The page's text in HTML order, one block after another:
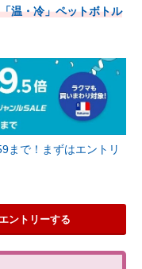
温・冷」ペットボトル
まで！まずはエントリ
ントリーする